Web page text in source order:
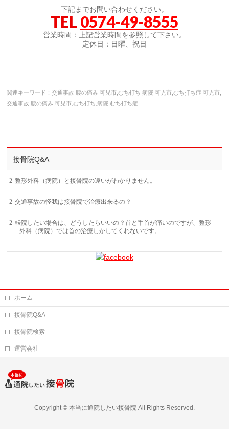
下記までお問い合わせください。
TEL 0574-49-8555
営業時間：上記営業時間を参照して下さい。
定休日：日曜、祝日
関連キーワード：交通事故 腰の痛み 可児市,むち打ち 病院 可児市,むち打ち症 可児市,
交通事故,腰の痛み,可児市,むち打ち,病院,むち打ち症
接骨院Q&A
整形外科（病院）と接骨院の違いがわかりません。
交通事故の怪我は接骨院で治療出来るの？
転院したい場合は、どうしたらいいの？首と手首が痛いのですが、整形
外科（病院）では首の治療しかしてくれないです。
ホーム
接骨院Q&A
接骨院検索
運営会社
Copyright © 本当に通院したい接骨院All Rights Reserved.